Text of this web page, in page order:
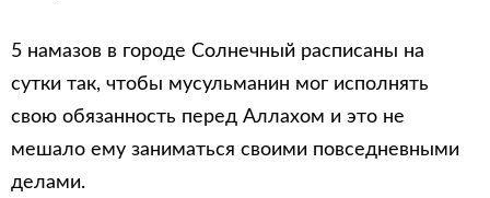
5 намазов в городе Солнечный расписаны на
сутки так, чтобы мусульманин мог исполнять
свою обязанность перед Аллахом и это не
мешало ему заниматься своими повседневными
делами.